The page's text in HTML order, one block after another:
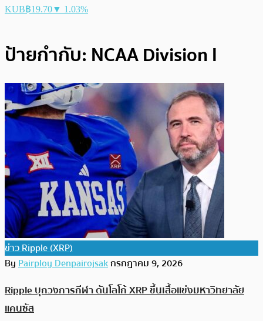
KUB฿19.70▼ 1.03%
ป้ายกำกับ: NCAA Division I
ข่าว Ripple (XRP)
ByPairploy Denpairojsakกรกฎาคม 9, 2026
Ripple บุกวงการกีฬา ดันโลโก้ XRP ขึ้นเสื้อแข่งมหาวิทยาลัย
แคนซัส